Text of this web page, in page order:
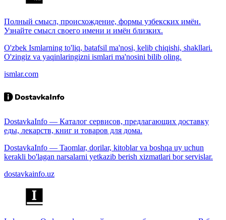
Полный смысл, происхождение, формы узбекских имён.
Узнайте смысл своего имени и имён близких.
O'zbek Ismlarning to'liq, batafsil ma'nosi, kelib chiqishi, shakllari.
O'zingiz va yaqinlaringizni ismlari ma'nosini bilib oling.
ismlar.com
DostavkaInfo — Каталог сервисов, предлагающих доставку
еды, лекарств, книг и товаров для дома.
DostavkaInfo — Taomlar, dorilar, kitoblar va boshqa uy uchun
kerakli bo'lagan narsalarni yetkazib berish xizmatlari bor servislar.
dostavkainfo.uz